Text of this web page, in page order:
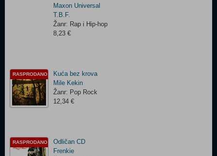
Maxon Universal
T.B.F.
Žanr: Rap i Hip-hop
8,23 €
RASPRODANO
Kuća bez krova
Mile Kekin
Žanr: Pop Rock
12,34 €
RASPRODANO
Odličan CD
Frenkie